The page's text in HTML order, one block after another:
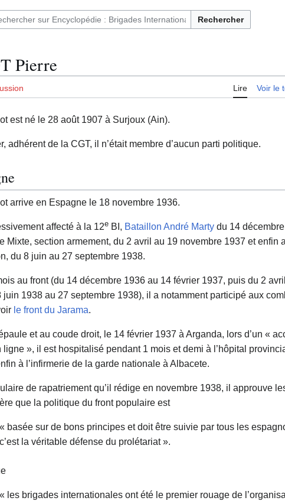
français et immigrés en Espagne (1936-
Rechercher
Pierre
Lire Voir le
est né le 28 août 1907 à Surjoux (Ain).
adhérent de la CGT, il n’était membre d’aucun parti politique.
arrive en Espagne le 18 novembre 1936.
affecté à la 12e BI, Bataillon André Marty du 14
Mixte, section armement, du 2 avril au 19 novembre 1937 et enfin
du 8 juin au 27 septembre 1938.
au front (du 14 décembre 1936 au 14 février 1937, puis du 2
juin 1938 au 27 septembre 1938), il a notamment participé aux
le front du Jarama.
et au coude droit, le 14 février 1937 à Arganda, lors d’un «
ligne », il est hospitalisé pendant 1 mois et demi à l’hôpital
à l’infirmerie de la garde nationale à Albacete.
de rapatriement qu’il rédige en novembre 1938, il approuve
que la politique du front populaire est
« basée sur de bons principes et doit être suivie par tous les
c’est la véritable défense du prolétariat ».
« les brigades internationales ont été le premier rouage de